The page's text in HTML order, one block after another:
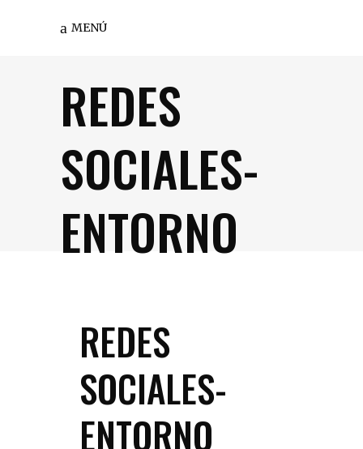
MENÚ
REDES
SOCIALES-
ENTORNO
REDES
SOCIALES-
ENTORNO